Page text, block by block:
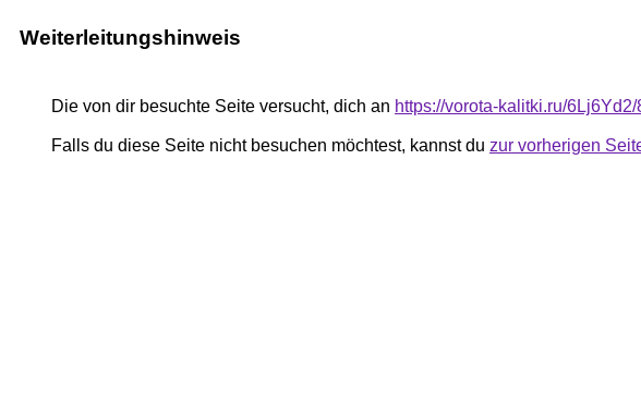
Weiterleitungshinweis
Die von dir besuchte Seite versucht, dich an https://vorota-kalitki.ru/6Lj6Yd2/
Falls du diese Seite nicht besuchen möchtest, kannst du zur vorherigen